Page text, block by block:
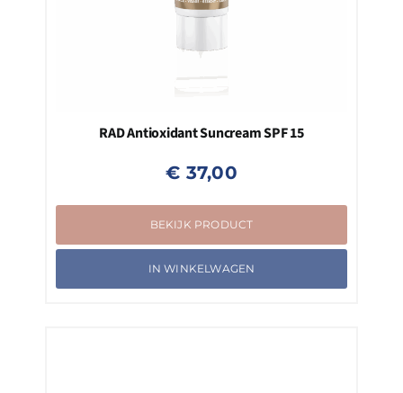
RAD Antioxidant Suncream SPF 15
€ 37,00
BEKIJK PRODUCT
IN WINKELWAGEN